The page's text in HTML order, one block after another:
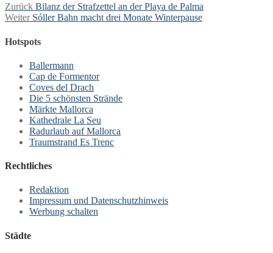
Beitragsnavigation
Zurück Vorheriger
Beitrag:
Bilanz der Strafzettel an der Playa de Palma
Weiter Nächster
Sóller Bahn macht drei Monate Winterpause
Hotspots
Ballermann
Cap de Formentor
Coves del Drach
Die 5 schönsten Strände
Märkte Mallorca
Kathedrale La Seu
Radurlaub auf Mallorca
Traumstrand Es Trenc
Rechtliches
Redaktion
Impressum und Datenschutzhinweis
Werbung schalten
Städte